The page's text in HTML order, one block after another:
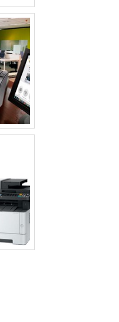
E BRANCO​